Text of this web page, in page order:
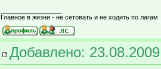
Главное в жизни - не сетовать и не ходить по лагам
Добавлено: